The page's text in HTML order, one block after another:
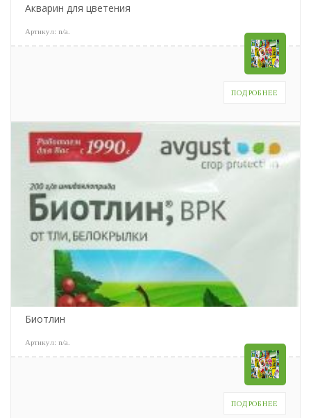
Акварин для цветения
Артикул: n/a
ПОДРОБНЕЕ
Биотлин
Артикул: n/a
ПОДРОБНЕЕ